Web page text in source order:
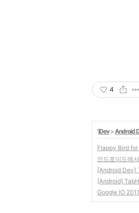
4
'iDev>Android
Flappy Bird
안드로이드에
[Android Dev]
[Android]
Google IO